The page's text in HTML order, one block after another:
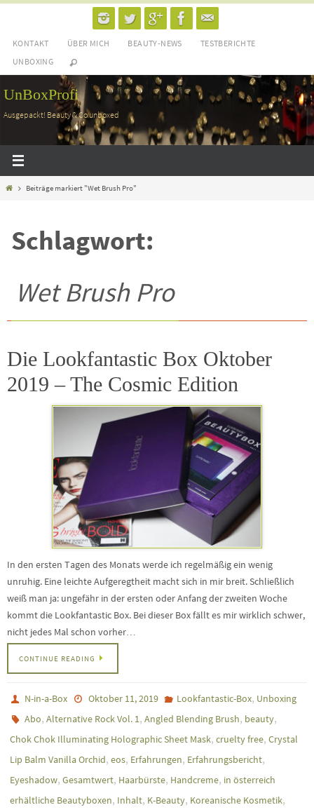
springen
KONTAKT ÜBER MICH BEAUTY-NEWS
TESTBERICHTE
UNBOXING
UnBoxProfi
Ausgepackt! Beauty & Co unboxed
HomeBeiträge markiert "Wet Brush Pro"
Schlagwort:
Wet Brush Pro
Die Lookfantastic Box Oktober
2019 – The Cosmic Edition
In den ersten Tagen des Monats werde ich regelmäßig ein wenig
unruhig. Eine leichte Aufgeregtheit macht sich in mir breit. Schließlich
weiß man ja: ungefähr in der ersten oder Anfang der zweiten Woche
kommt die Lookfantastic Box. Bei dieser Box fällt es mir wirklich schwer,
nicht jedes Mal schon vorher…
CONTINUE READING
N-in-a-Box Oktober 11, 2019 Lookfantastic-Box, Unboxing
Abo,Alternative Rock Vol. 1,Angled Blending Brush, beauty,
Chok Chok Illuminating Holographic Sheet Mask, cruelty free, Crystal
Lip Balm Vanilla Orchid, eos, Erfahrungen, Erfahrungsbericht,
Eyeshadow, Gesamtwert, Haarbürste, Handcreme, in österreich
erhältliche Beautyboxen, Inhalt, K-Beauty, Koreanische Kosmetik,